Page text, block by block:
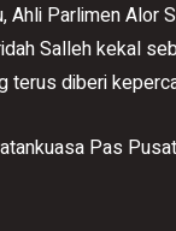
Ahli Parlimen Alor
Salleh kekal
terus diberi
Pas